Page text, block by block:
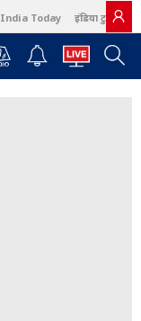
India Today इंडिया टुडे हिंदी